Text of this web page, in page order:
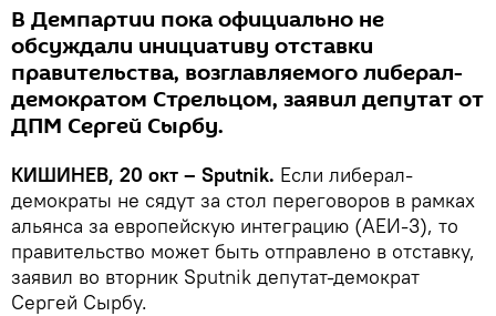
В Демпартии пока официально не
обсуждали инициативу отставки
правительства, возглавляемого либерал-
демократом Стрельцом, заявил депутат от
ДПМ Сергей Сырбу.
КИШИНЕВ, 20 окт – Sputnik. Если либерал-
демократы не сядут за стол переговоров в рамках
альянса за европейскую интеграцию (АЕИ-3), то
правительство может быть отправлено в отставку,
заявил во вторник Sputnik депутат-демократ
Сергей Сырбу.